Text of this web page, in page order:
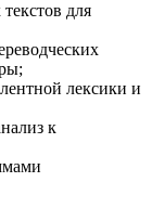
для
лексики и
к